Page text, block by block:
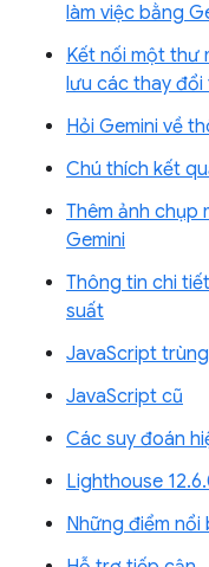
làm việc bằng
Kết nối một thư
lưu các thay
Hỏi Gemini về
Chú thích kết
Thêm ảnh chụp
Gemini
Thông tin chi
suất
JavaScript
JavaScript cũ
Các suy đoán
Lighthouse
Những điểm nổi